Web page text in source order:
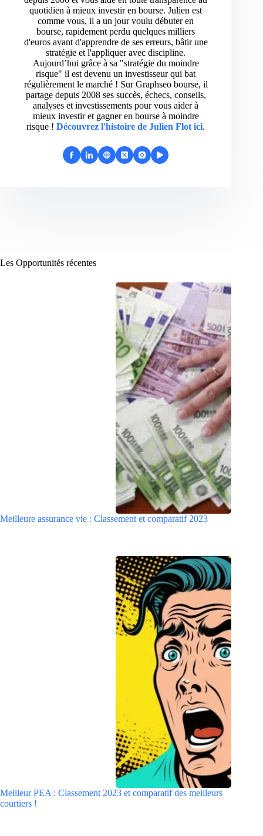
quotidien à mieux investir en bourse. Julien est
comme vous, il a un jour voulu débuter en
bourse, rapidement perdu quelques milliers
d'euros avant d'apprendre de ses erreurs, bâtir une
stratégie et l'appliquer avec discipline.
Aujourd’hui grâce à sa "stratégie du moindre
risque" il est devenu un investisseur qui bat
régulièrement le marché ! Sur Graphseo bourse, il
partage depuis 2008 ses succès, échecs, conseils,
analyses et investissements pour vous aider à
mieux investir et gagner en bourse à moindre
risque ! Découvrez l'histoire de Julien Flot ici.
Les Opportunités récentes
Meilleure assurance vie : Classement et comparatif 2023
Meilleur PEA : Classement 2023 et comparatif des meilleurs
courtiers !